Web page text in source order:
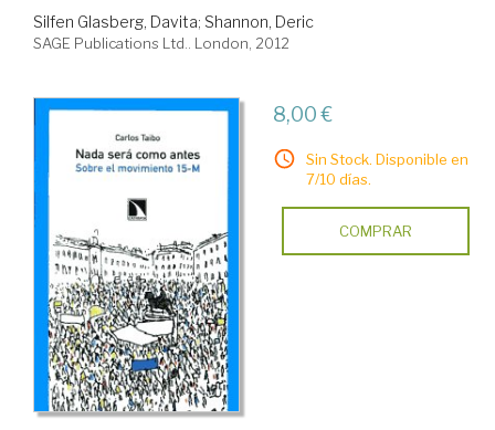
Silfen Glasberg, Davita; Shannon, Deric
SAGE Publications Ltd.. London, 2012
8,00 €
Sin Stock. Disponible en
7/10 días.
COMPRAR